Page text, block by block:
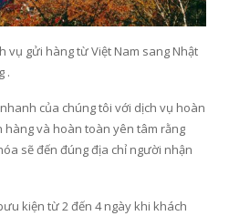
vụ gửi hàng từ Việt Nam sang Nhật
.
của chúng tôi với dịch vụ hoàn
hàng và hoàn toàn yên tâm rằng
sẽ đến đúng địa chỉ người nhận
kiện từ 2 đến 4 ngày khi khách